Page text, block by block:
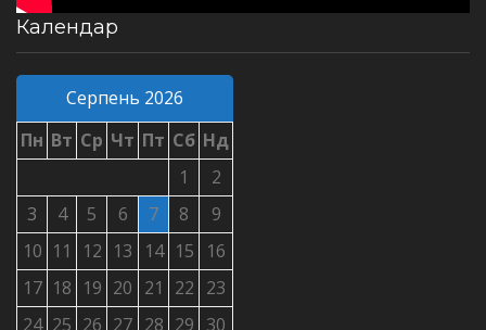
Календар
Серпень 2026
Пн Вт Ср Чт Пт Сб Нд
1
2
3
4 5 6 7 8
9
10 11 12 13 14 15
16
17 18 19 20 21 22 23
24 25 26 27 28 29 30